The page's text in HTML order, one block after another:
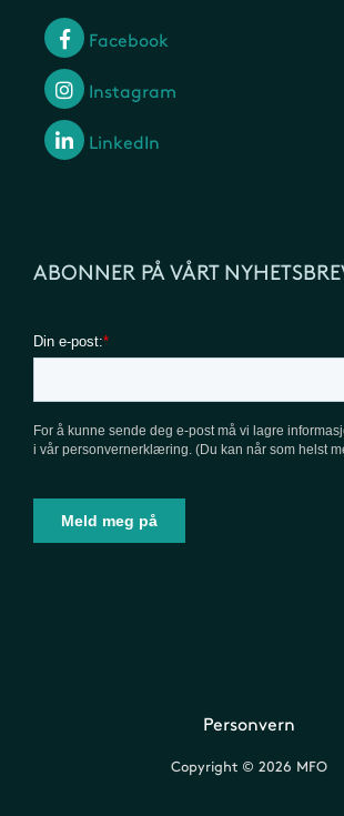
Facebook
Instagram
LinkedIn
ABONNER PÅ VÅRT
Copyright © 2026 MFO
Personvern